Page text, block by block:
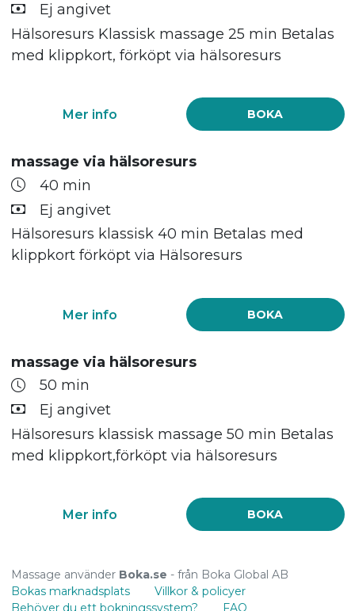
Ej angivet
Hälsoresurs Klassisk massage 25 min Betalas
med klippkort, förköpt via hälsoresurs
BOKA
Mer info
massage via hälsoresurs
40 min
Ej angivet
Hälsoresurs klassisk 40 min Betalas med
klippkort förköpt via Hälsoresurs
BOKA
Mer info
massage via hälsoresurs
50 min
Ej angivet
Hälsoresurs klassisk massage 50 min Betalas
med klippkort,förköpt via hälsoresurs
BOKA
Mer info
Massage använder Boka.se - från Boka Global AB
Bokas marknadsplats
Villkor & policyer
Behöver du ett bokningssystem?
FAQ